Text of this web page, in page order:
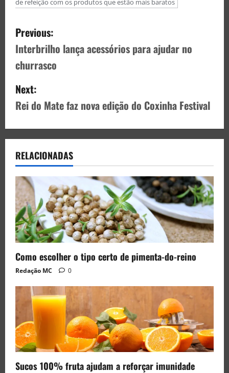
de refeição com os produtos que estão mais baratos
Previous:
Interbrilho lança acessórios para ajudar no
churrasco
Next:
Rei do Mate faz nova edição do Coxinha Festival
RELACIONADAS
Como escolher o tipo certo de pimenta-do-reino
Redação MC 0
Sucos 100% fruta ajudam a reforçar imunidade